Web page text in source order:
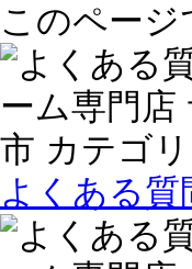
このペー
よくある質